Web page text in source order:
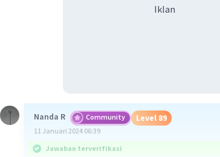
Iklan
Nanda R Community Level 89
11 Januari 2024 06:39
Jawaban terverifikasi